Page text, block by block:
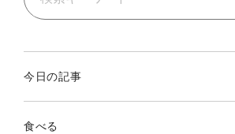
今日の記事
食べる